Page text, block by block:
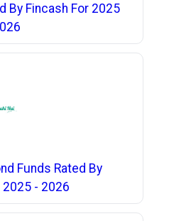
By Fincash For 2025
Funds Rated By
2025 - 2026